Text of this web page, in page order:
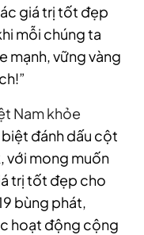
giá trị tốt đẹp
mỗi chúng ta
mạnh, vững vàng
Nam khỏe
đánh dấu cột
với mong muốn
trị tốt đẹp cho
bùng phát,
hoạt động cộng